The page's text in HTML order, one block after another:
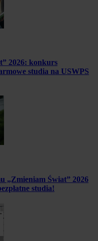
2026: konkurs
studia na USWPS
„Zmieniam Świat” 2026
studia!